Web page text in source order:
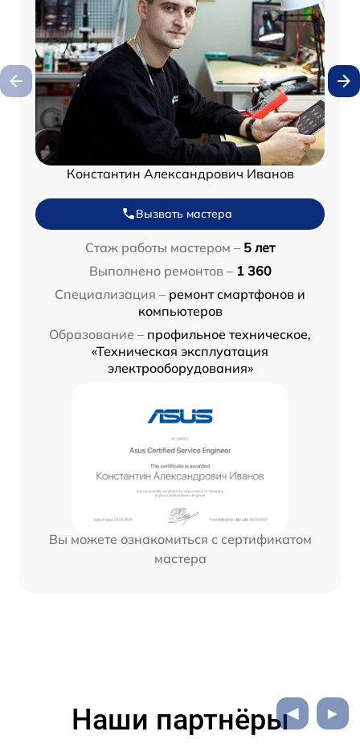
Константин Александрович Иванов
Вызвать мастера
Стаж работы мастером – 5 лет
Выполнено ремонтов – 1 360
Специализация – ремонт смартфонов и
компьютеров
Образование – профильное техническое,
«Техническая эксплуатация
электрооборудования»
Вы можете ознакомиться с сертификатом
мастера
Наши партнёры